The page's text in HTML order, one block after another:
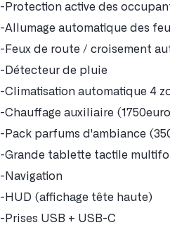
-Protection active des
-Allumage automatique des
-Feux de route / croisement
-Détecteur de pluie
-Climatisation automatique 4
-Chauffage auxiliaire
-Pack parfums d'ambiance
-Grande tablette tactile
-Navigation
-HUD (affichage tête haute)
-Prises USB + USB-C